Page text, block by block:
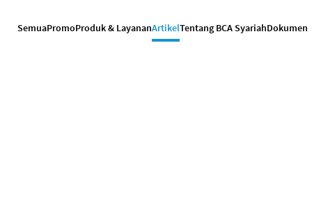
SemuaPromoProduk & LayananArtikelTentang BCA SyariahDokumen